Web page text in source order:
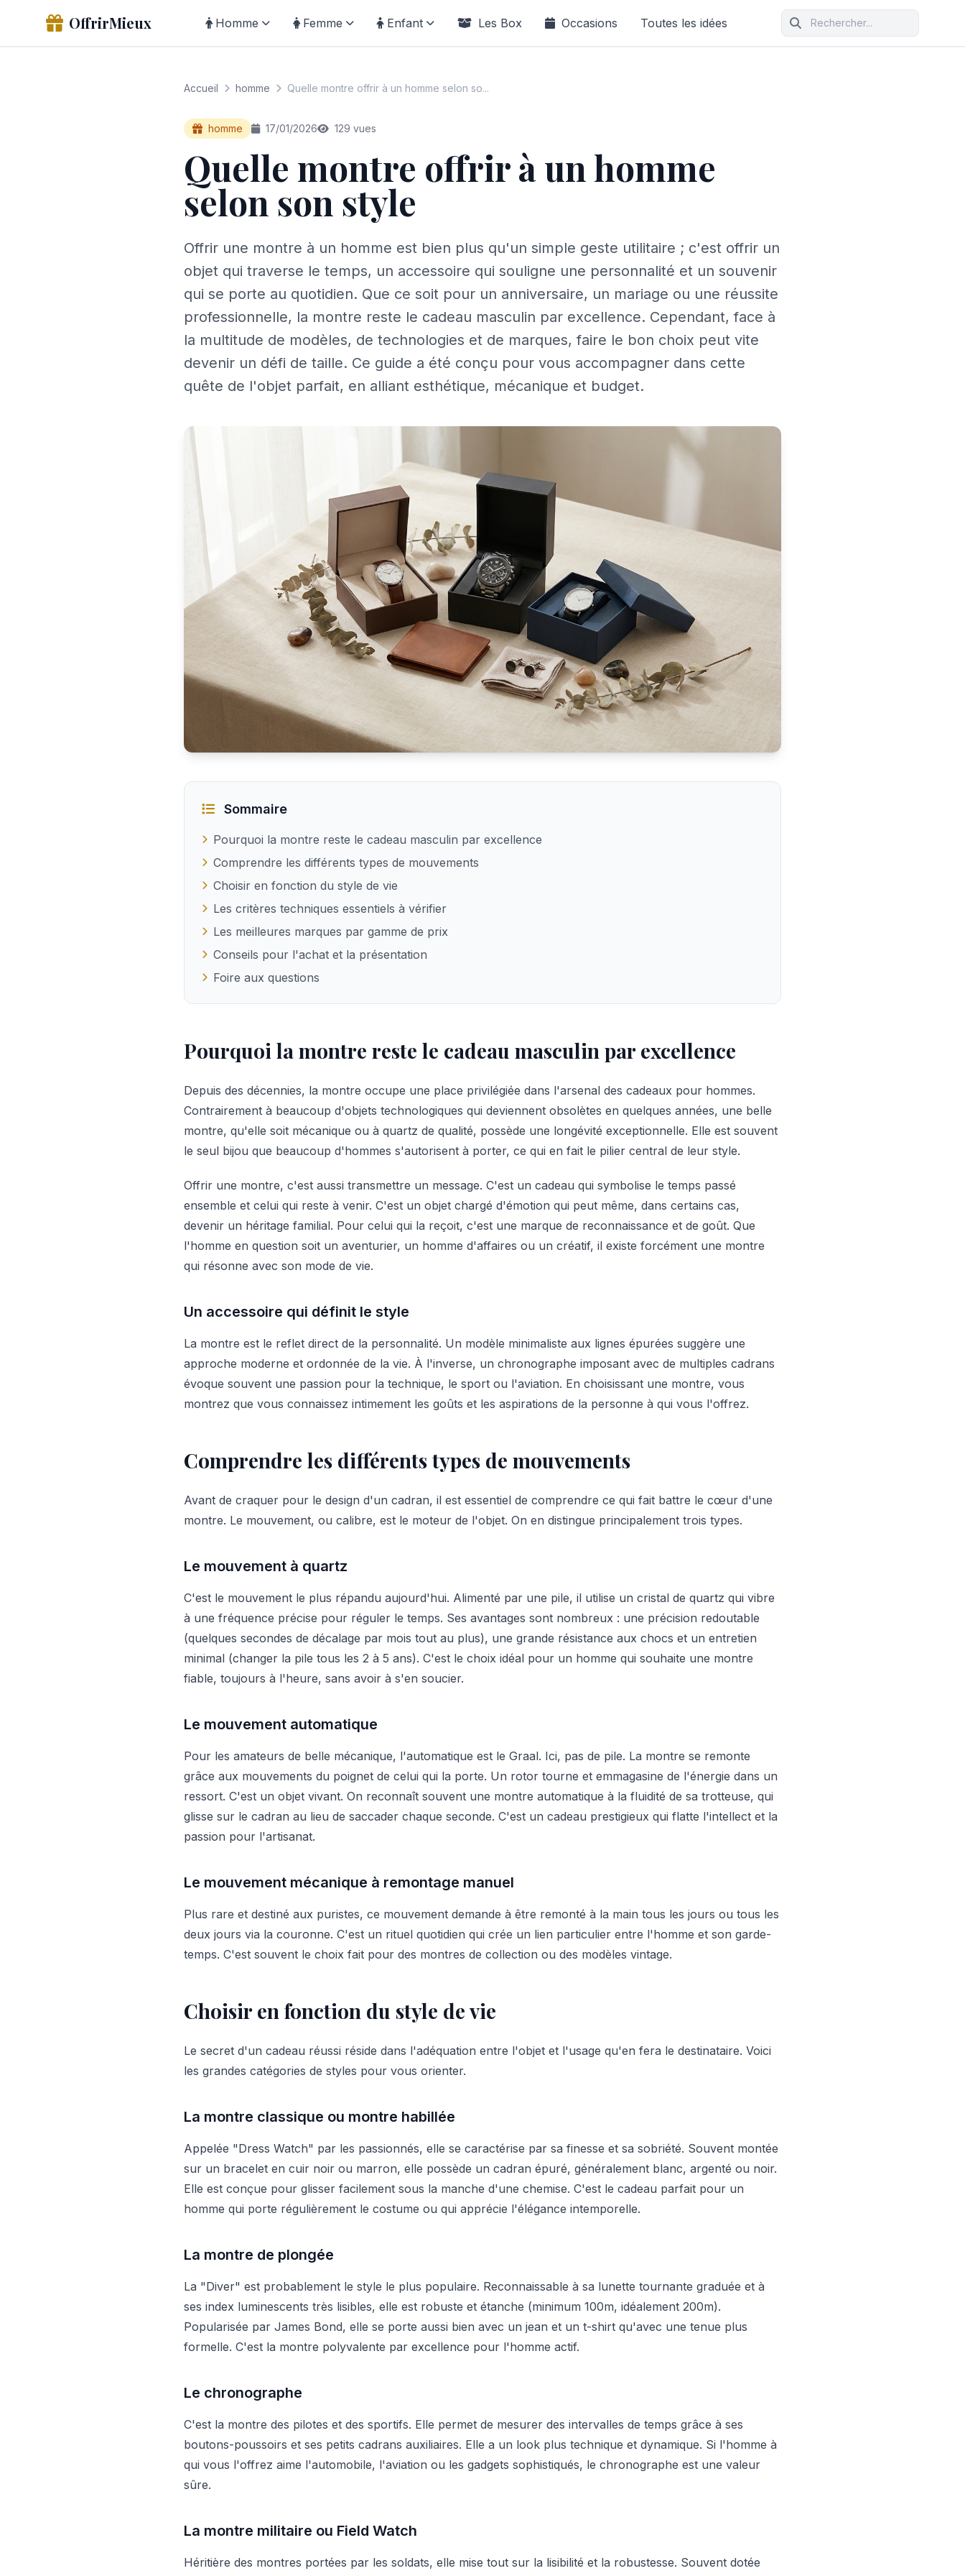
OffrirMieux Homme Femme Enfant Les Box Occasions Toutes les idées
Accueil homme Quelle montre offrir à un homme selon so...
homme 17/01/2026 129 vues
Quelle montre offrir à un homme
selon son style
Offrir une montre à un homme est bien plus qu'un simple geste utilitaire ; c'est offrir un
objet qui traverse le temps, un accessoire qui souligne une personnalité et un souvenir
qui se porte au quotidien. Que ce soit pour un anniversaire, un mariage ou une réussite
professionnelle, la montre reste le cadeau masculin par excellence. Cependant, face à
la multitude de modèles, de technologies et de marques, faire le bon choix peut vite
devenir un défi de taille. Ce guide a été conçu pour vous accompagner dans cette
quête de l'objet parfait, en alliant esthétique, mécanique et budget.
Sommaire
Pourquoi la montre reste le cadeau masculin par excellence
Comprendre les différents types de mouvements
Choisir en fonction du style de vie
Les critères techniques essentiels à vérifier
Les meilleures marques par gamme de prix
Conseils pour l'achat et la présentation
Foire aux questions
Pourquoi la montre reste le cadeau masculin par excellence
Depuis des décennies, la montre occupe une place privilégiée dans l'arsenal des cadeaux pour hommes.
Contrairement à beaucoup d'objets technologiques qui deviennent obsolètes en quelques années, une belle
montre, qu'elle soit mécanique ou à quartz de qualité, possède une longévité exceptionnelle. Elle est souvent
le seul bijou que beaucoup d'hommes s'autorisent à porter, ce qui en fait le pilier central de leur style.
Offrir une montre, c'est aussi transmettre un message. C'est un cadeau qui symbolise le temps passé
ensemble et celui qui reste à venir. C'est un objet chargé d'émotion qui peut même, dans certains cas,
devenir un héritage familial. Pour celui qui la reçoit, c'est une marque de reconnaissance et de goût. Que
l'homme en question soit un aventurier, un homme d'affaires ou un créatif, il existe forcément une montre
qui résonne avec son mode de vie.
Un accessoire qui définit le style
La montre est le reflet direct de la personnalité. Un modèle minimaliste aux lignes épurées suggère une
approche moderne et ordonnée de la vie. À l'inverse, un chronographe imposant avec de multiples cadrans
évoque souvent une passion pour la technique, le sport ou l'aviation. En choisissant une montre, vous
montrez que vous connaissez intimement les goûts et les aspirations de la personne à qui vous l'offrez.
Comprendre les différents types de mouvements
Avant de craquer pour le design d'un cadran, il est essentiel de comprendre ce qui fait battre le cœur d'une
montre. Le mouvement, ou calibre, est le moteur de l'objet. On en distingue principalement trois types.
Le mouvement à quartz
C'est le mouvement le plus répandu aujourd'hui. Alimenté par une pile, il utilise un cristal de quartz qui vibre
à une fréquence précise pour réguler le temps. Ses avantages sont nombreux : une précision redoutable
(quelques secondes de décalage par mois tout au plus), une grande résistance aux chocs et un entretien
minimal (changer la pile tous les 2 à 5 ans). C'est le choix idéal pour un homme qui souhaite une montre
fiable, toujours à l'heure, sans avoir à s'en soucier.
Le mouvement automatique
Pour les amateurs de belle mécanique, l'automatique est le Graal. Ici, pas de pile. La montre se remonte
grâce aux mouvements du poignet de celui qui la porte. Un rotor tourne et emmagasine de l'énergie dans un
ressort. C'est un objet vivant. On reconnaît souvent une montre automatique à la fluidité de sa trotteuse, qui
glisse sur le cadran au lieu de saccader chaque seconde. C'est un cadeau prestigieux qui flatte l'intellect et la
passion pour l'artisanat.
Le mouvement mécanique à remontage manuel
Plus rare et destiné aux puristes, ce mouvement demande à être remonté à la main tous les jours ou tous les
deux jours via la couronne. C'est un rituel quotidien qui crée un lien particulier entre l'homme et son garde-
temps. C'est souvent le choix fait pour des montres de collection ou des modèles vintage.
Choisir en fonction du style de vie
Le secret d'un cadeau réussi réside dans l'adéquation entre l'objet et l'usage qu'en fera le destinataire. Voici
les grandes catégories de styles pour vous orienter.
La montre classique ou montre habillée
Appelée "Dress Watch" par les passionnés, elle se caractérise par sa finesse et sa sobriété. Souvent montée
sur un bracelet en cuir noir ou marron, elle possède un cadran épuré, généralement blanc, argenté ou noir.
Elle est conçue pour glisser facilement sous la manche d'une chemise. C'est le cadeau parfait pour un
homme qui porte régulièrement le costume ou qui apprécie l'élégance intemporelle.
La montre de plongée
La "Diver" est probablement le style le plus populaire. Reconnaissable à sa lunette tournante graduée et à
ses index luminescents très lisibles, elle est robuste et étanche (minimum 100m, idéalement 200m).
Popularisée par James Bond, elle se porte aussi bien avec un jean et un t-shirt qu'avec une tenue plus
formelle. C'est la montre polyvalente par excellence pour l'homme actif.
Le chronographe
C'est la montre des pilotes et des sportifs. Elle permet de mesurer des intervalles de temps grâce à ses
boutons-poussoirs et ses petits cadrans auxiliaires. Elle a un look plus technique et dynamique. Si l'homme à
qui vous l'offrez aime l'automobile, l'aviation ou les gadgets sophistiqués, le chronographe est une valeur
sûre.
La montre militaire ou Field Watch
Héritière des montres portées par les soldats, elle mise tout sur la lisibilité et la robustesse. Souvent dotée